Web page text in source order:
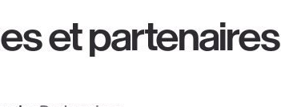
et partenaires